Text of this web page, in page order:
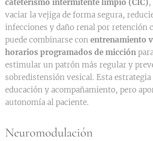
cateterismo intermitente limpio (CIC)
vaciar la vejiga de forma segura,
infecciones y daño renal por retención
puede combinarse con entrenamiento
horarios programados de micción
estimular un patrón más regular y
sobredistensión vesical. Esta
educación y acompañamiento, pero
autonomía al paciente.
Neuromodulación